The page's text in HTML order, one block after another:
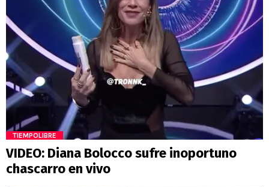
TIEMPOLIBRE
VIDEO: Diana Bolocco sufre inoportuno
chascarro en vivo